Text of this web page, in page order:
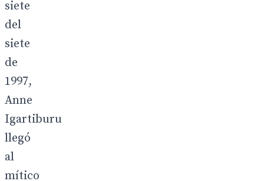
siete
del
siete
de
1997,
Anne
Igartiburu
llegó
al
mítico